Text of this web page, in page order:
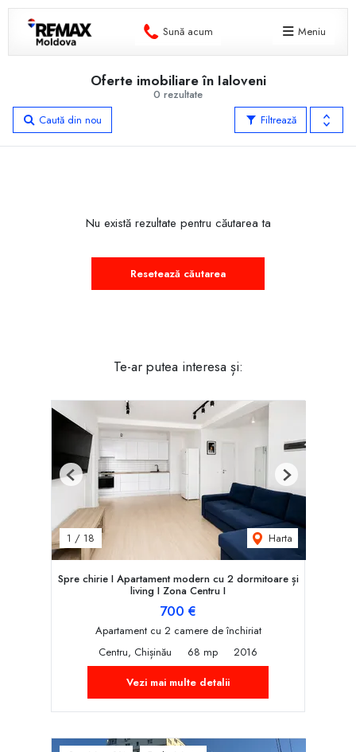
Sună acum Meniu
0 rezultate
Oferte imobiliare în Ialoveni
Filtrează
Caută din nou
Nu există rezultate pentru căutarea ta
Resetează căutarea
Te-ar putea interesa și:
1 / 18 Harta
Previous Next
Spre chirie I Apartament modern cu 2 dormitoare și
living I Zona Centru I
700 €
Apartament cu 2 camere de închiriat
Centru, Chișinău
68 mp
2016
Vezi mai multe detalii